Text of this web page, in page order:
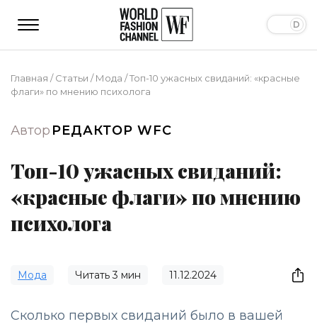
Главная /Статьи /Мода /Топ-10 ужасных свиданий: «красные
флаги» по мнению психолога
Автор РЕДАКТОР WFC
Топ-10 ужасных свиданий:
«красные флаги» по мнению
психолога
Мода Читать3 мин 11.12.2024
Сколько первых свиданий было в вашей